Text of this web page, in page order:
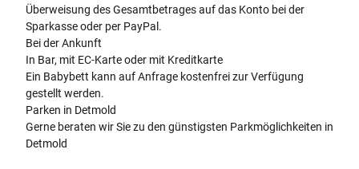
Überweisung des Gesamtbetrages auf das Konto bei der
Sparkasse oder per PayPal.
Bei der Ankunft
In Bar, mit EC-Karte oder mit Kreditkarte
Ein Babybett kann auf Anfrage kostenfrei zur Verfügung
gestellt werden.
Parken in Detmold
Gerne beraten wir Sie zu den günstigsten Parkmöglichkeiten in
Detmold